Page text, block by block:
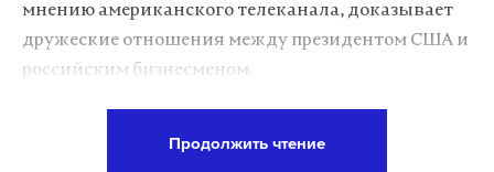
мнению американского телеканала, доказывает
дружеские отношения между президентом США и
российским бизнесменом.
Продолжить чтение